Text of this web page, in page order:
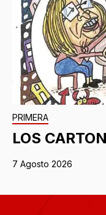
PRIMERA
LOS
7 Agosto 2026